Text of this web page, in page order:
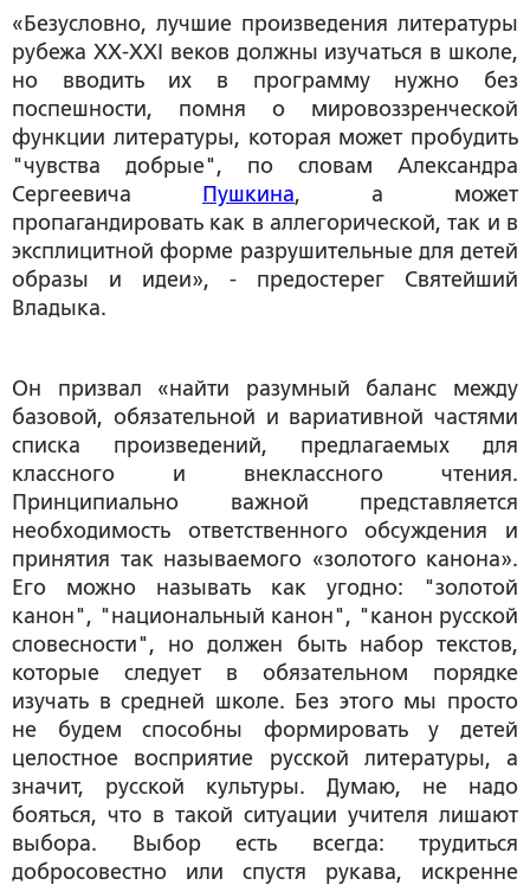
«Безусловно, лучшие произведения литературы
рубежа XX-XXI веков должны изучаться в школе,
но вводить их в программу нужно без
поспешности, помня о мировоззренческой
функции литературы, которая может пробудить
"чувства добрые", по словам Александра
Сергеевича
Пушкина, а может
пропагандировать как в аллегорической, так и в
эксплицитной форме разрушительные для детей
образы и идеи», - предостерег Святейший
Владыка.
Он призвал «найти разумный баланс между
базовой, обязательной и вариативной частями
списка произведений, предлагаемых для
классного и внеклассного чтения.
Принципиально важной представляется
необходимость ответственного обсуждения и
принятия так называемого «золотого канона».
Его можно называть как угодно: "золотой
канон", "национальный канон", "канон русской
словесности", но должен быть набор текстов,
которые следует в обязательном порядке
изучать в средней школе. Без этого мы просто
не будем способны формировать у детей
целостное восприятие русской литературы, а
значит, русской культуры. Думаю, не надо
бояться, что в такой ситуации учителя лишают
выбора. Выбор есть всегда: трудиться
добросовестно или спустя рукава, искренне